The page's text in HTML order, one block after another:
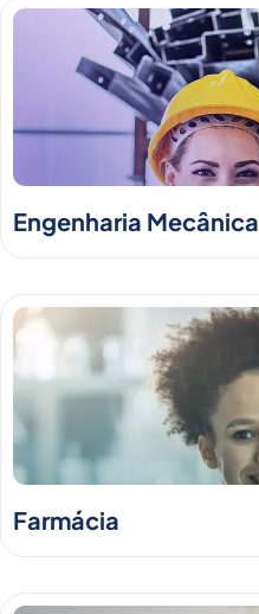
Engenharia Mecânica
Farmácia